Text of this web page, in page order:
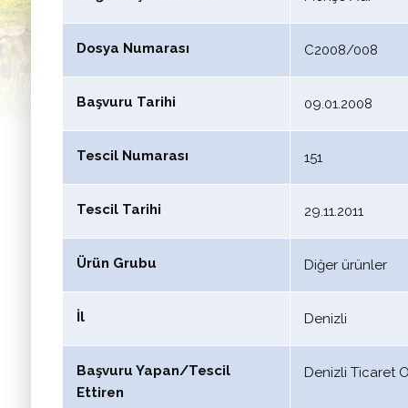
Dosya Numarası C2008/008
Başvuru Tarihi 09.01.2008
Tescil Numarası 151
Tescil Tarihi 29.11.2011
Ürün Grubu Diğer ürünler
İl Denizli
Başvuru Yapan/Tescil
Ettiren
Denizli Ticaret